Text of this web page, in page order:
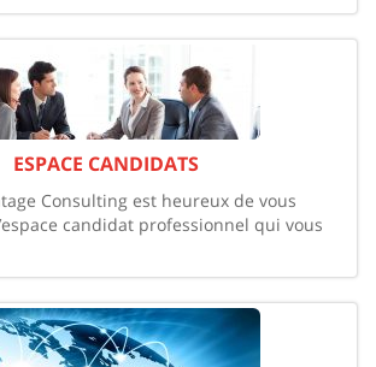
ESPACE CANDIDATS
Consulting est heureux de vous
candidat professionnel qui vous